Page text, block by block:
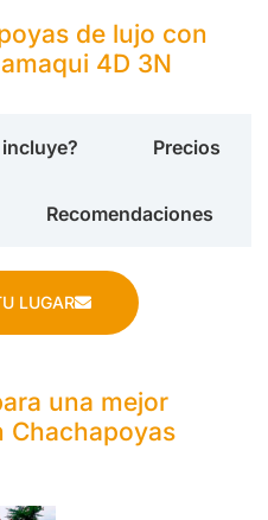
de lujo con
4D 3N
Precios
Recomendaciones
LUGAR
una mejor
Chachapoyas